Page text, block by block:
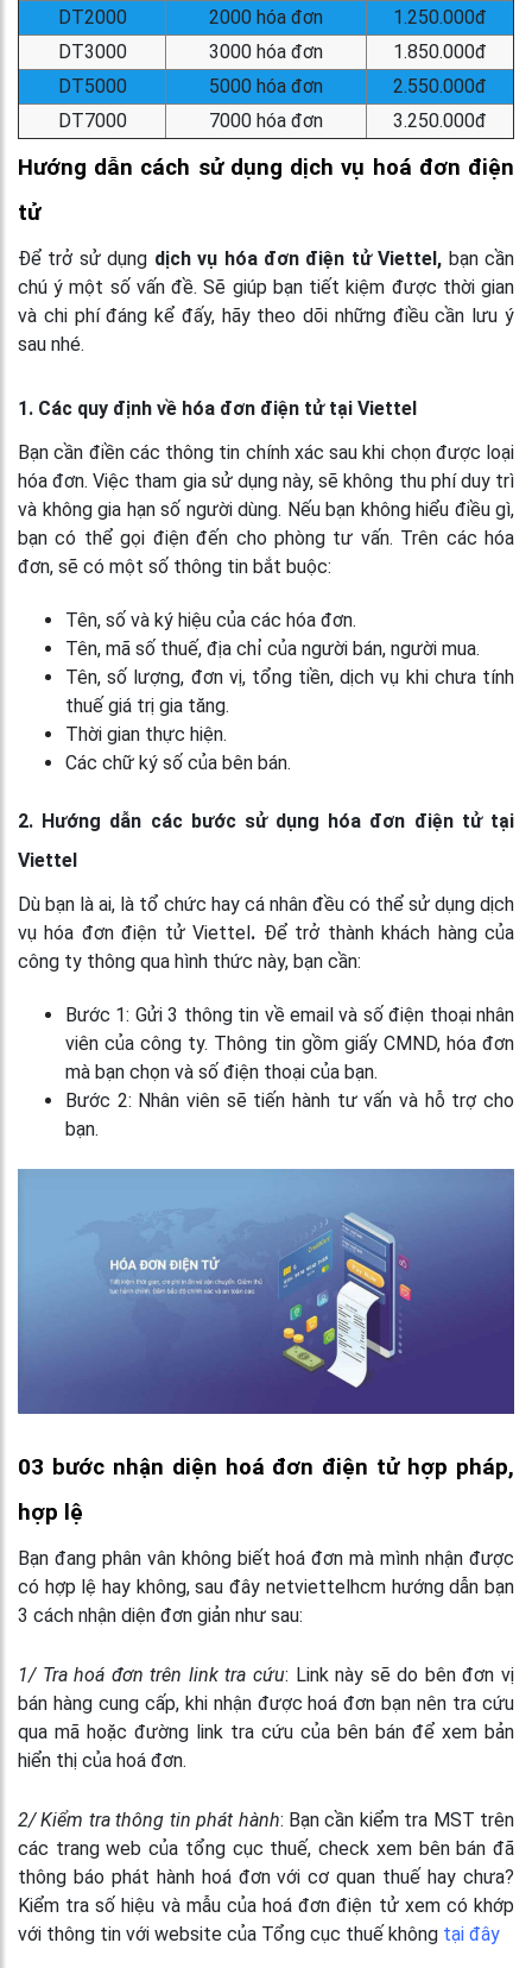
DT2000 2000 hóa đơn
1.250.000đ
DT3000
3000 hóa đơn
1.850.000đ
DT5000
5000 hóa đơn
2.550.000đ
DT7000
7000 hóa đơn 3.250.000đ
Hướng dẫn cách sử dụng dịch vụ hoá đơn điện
tử
Để trở sử dụng dịch vụ hóa đơn điện tử Viettel, bạn cần
chú ý một số vấn đề. Sẽ giúp bạn tiết kiệm được thời gian
và chi phí đáng kể đấy, hãy theo dõi những điều cần lưu ý
sau nhé.
1. Các quy định về hóa đơn điện tử tại Viettel
Bạn cần điền các thông tin chính xác sau khi chọn được loại
hóa đơn. Việc tham gia sử dụng này, sẽ không thu phí duy trì
và không gia hạn số người dùng. Nếu bạn không hiểu điều gì,
bạn có thể gọi điện đến cho phòng tư vấn. Trên các hóa
đơn, sẽ có một số thông tin bắt buộc:
Tên, số và ký hiệu của các hóa đơn.
Tên, mã số thuế, địa chỉ của người bán, người mua.
Tên, số lượng, đơn vị, tổng tiền, dịch vụ khi chưa tính
thuế giá trị gia tăng.
Thời gian thực hiện.
Các chữ ký số của bên bán.
2. Hướng dẫn các bước sử dụng hóa đơn điện tử tại
Viettel
Dù bạn là ai, là tổ chức hay cá nhân đều có thể sử dụng dịch
vụ hóa đơn điện tử Viettel . Để trở thành khách hàng của
công ty thông qua hình thức này, bạn cần:
Bước 1: Gửi 3 thông tin về email và số điện thoại nhân
viên của công ty. Thông tin gồm giấy CMND, hóa đơn
mà bạn chọn và số điện thoại của bạn.
Bước 2: Nhân viên sẽ tiến hành tư vấn và hỗ trợ cho
bạn.
03 bước nhận diện hoá đơn điện tử hợp pháp,
hợp lệ
Bạn đang phân vân không biết hoá đơn mà mình nhận được
có hợp lệ hay không, sau đây netviettelhcm hướng dẫn bạn
3 cách nhận diện đơn giản như sau:
1/ Tra hoá đơn trên link tra cứu: Link này sẽ do bên đơn vị
bán hàng cung cấp, khi nhận được hoá đơn bạn nên tra cứu
qua mã hoặc đường link tra cứu của bên bán để xem bản
hiển thị của hoá đơn.
2/ Kiểm tra thông tin phát hành: Bạn cần kiểm tra MST trên
các trang web của tổng cục thuế, check xem bên bán đã
thông báo phát hành hoá đơn với cơ quan thuế hay chưa?
Kiểm tra số hiệu và mẫu của hoá đơn điện tử xem có khớp
với thông tin với website của Tổng cục thuế không tại đây